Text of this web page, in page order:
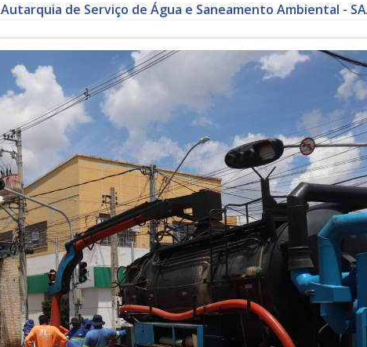
Autarquia de Serviço de Água e Saneamento Ambiental -